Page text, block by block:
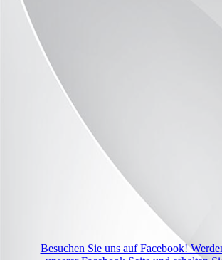
Besuchen Sie uns auf Facebook!